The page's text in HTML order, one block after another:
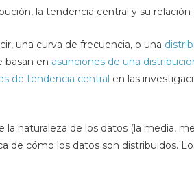
la tendencia central y su relación
una curva de frecuencia, o una
basan en asunciones de una
de tendencia central en las
naturaleza de los datos (la media,
de cómo los datos son distribuidos.